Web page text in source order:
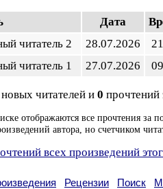
Дата
читатель 2
28.07.2026
читатель 1
27.07.2026
новых читателей и 0 прочтений
отображаются все прочтения за
автора, но счетчиком
всех произведений
Рецензии Поиск